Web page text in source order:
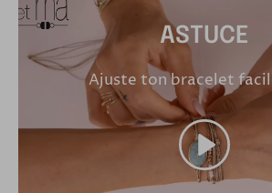
ASTUCE
Ajuste ton bracelet